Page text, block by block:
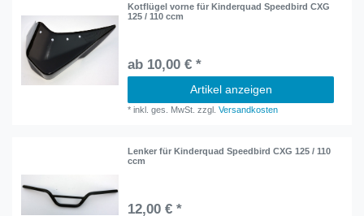
Kotflügel vorne für Kinderquad Speedbird CXG
125 / 110 ccm
ab 10,00 € *
Artikel anzeigen
*inkl. ges. MwSt. zzgl.Versandkosten
Lenker für Kinderquad Speedbird CXG 125 / 110
ccm
12,00 € *